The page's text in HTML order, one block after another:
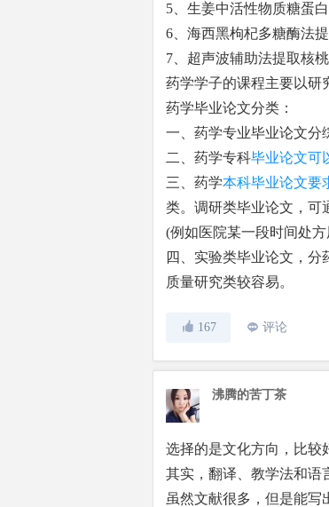
5、生姜中活性物质糖蛋
6、海西黑枸杞多糖酶法
7、超声波辅助法提取核
药学学子的课程主要以研
药学毕业论文分类：
一、药学专业毕业论文分
二、药学专科毕业论文可
三、药学本科毕业论文要
类。调研类毕业论文，可
(例如医院某一段时间处方
四、实验类毕业论文，
质量研究类较容易。
167 评论
沸腾的苦丁茶
选择的是文化方向，比较
其实，翻译、教学法和语
虽然文献很多，但是能写